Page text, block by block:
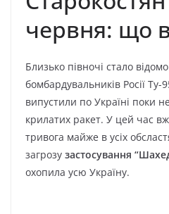
червня: що
Близько півночі стало
бомбардувальників Росії Ту-
випустили по Україні поки
крилатих ракет. У цей час
тривога майже в усіх
загрозу застосування
охопила усю Україну.